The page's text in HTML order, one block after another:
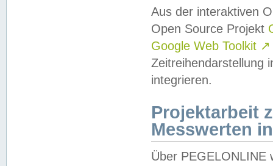
Aus der interaktiven
Open Source Projekt
Google Web Toolkit ↗
Zeitreihendarstellung
integrieren.
Projektarbeit
Messwerten
Über PEGELONLINE